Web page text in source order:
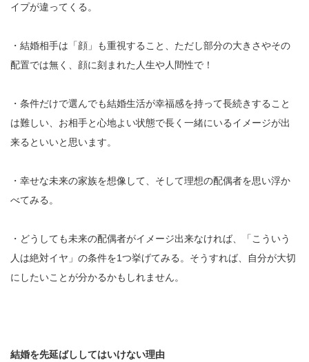
イプが違ってくる。
・結婚相手は「顔」も重視すること、ただし部分の大きさやその
配置では無く、顔に刻まれた人生や人間性で！
・条件だけで選んでも結婚生活が幸福感を持って長続きすること
は難しい、お相手と心地よい状態で長く一緒にいるイメージが出
来るといいと思います。
・幸せな未来の家族を想像して、そして理想の配偶者を思い浮か
べてみる。
・どうしても未来の配偶者がイメージ出来なければ、「こういう
人は絶対イヤ」の条件を1つ挙げてみる。そうすれば、自分が大切
にしたいことが分かるかもしれません。
結婚を先延ばししてはいけない理由